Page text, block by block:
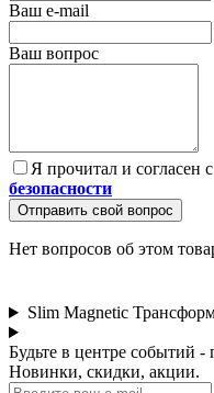
Ваш e-mail
Ваш вопрос
Я прочитал и согласен
безопасности
Отправить свой вопрос
Нет вопросов об этом
Slim Magnetic
Будьте в центре событий
Новинки, скидки, акции.